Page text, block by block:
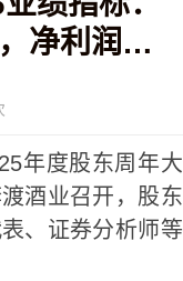
净利润上
年度股东周年大
酒业召开，股东
、证券分析师等